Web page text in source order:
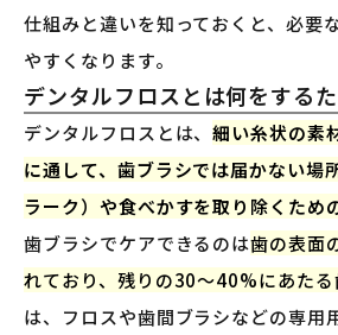
仕組みと違いを知っておくと、必要
やすくなります。
デンタルフロスとは何をする
デンタルフロスとは、細い糸状の素
に通して、歯ブラシでは届かない場
ラーク）や食べかすを取り除くため
歯ブラシでケアできるのは歯の表面
れており、残りの30〜40%にあた
は、フロスや歯間ブラシなどの専用